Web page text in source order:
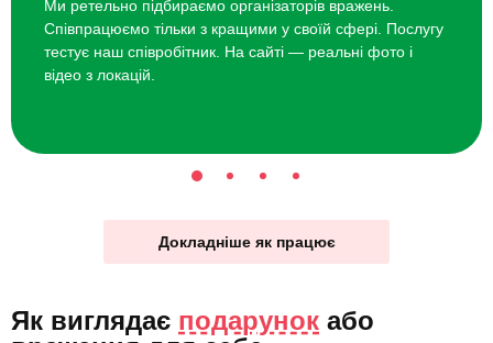
Ми ретельно підбираємо організаторів вражень.
Співпрацюємо тільки з кращими у своїй сфері. Послугу
тестує наш співробітник. На сайті — реальні фото і
відео з локацій.
Докладніше як працює
Як виглядає подарунок або